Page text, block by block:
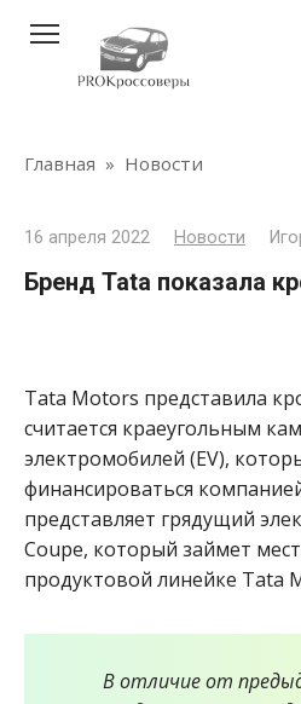
контенту
Главная » Новости
16 апреля 2022 Новости
Бренд Tata показала
Tata Motors представила
считается краеугольным
электромобилей (EV),
финансироваться
представляет грядущий
Coupe, который займет
продуктовой линейке Tata
В отличие от